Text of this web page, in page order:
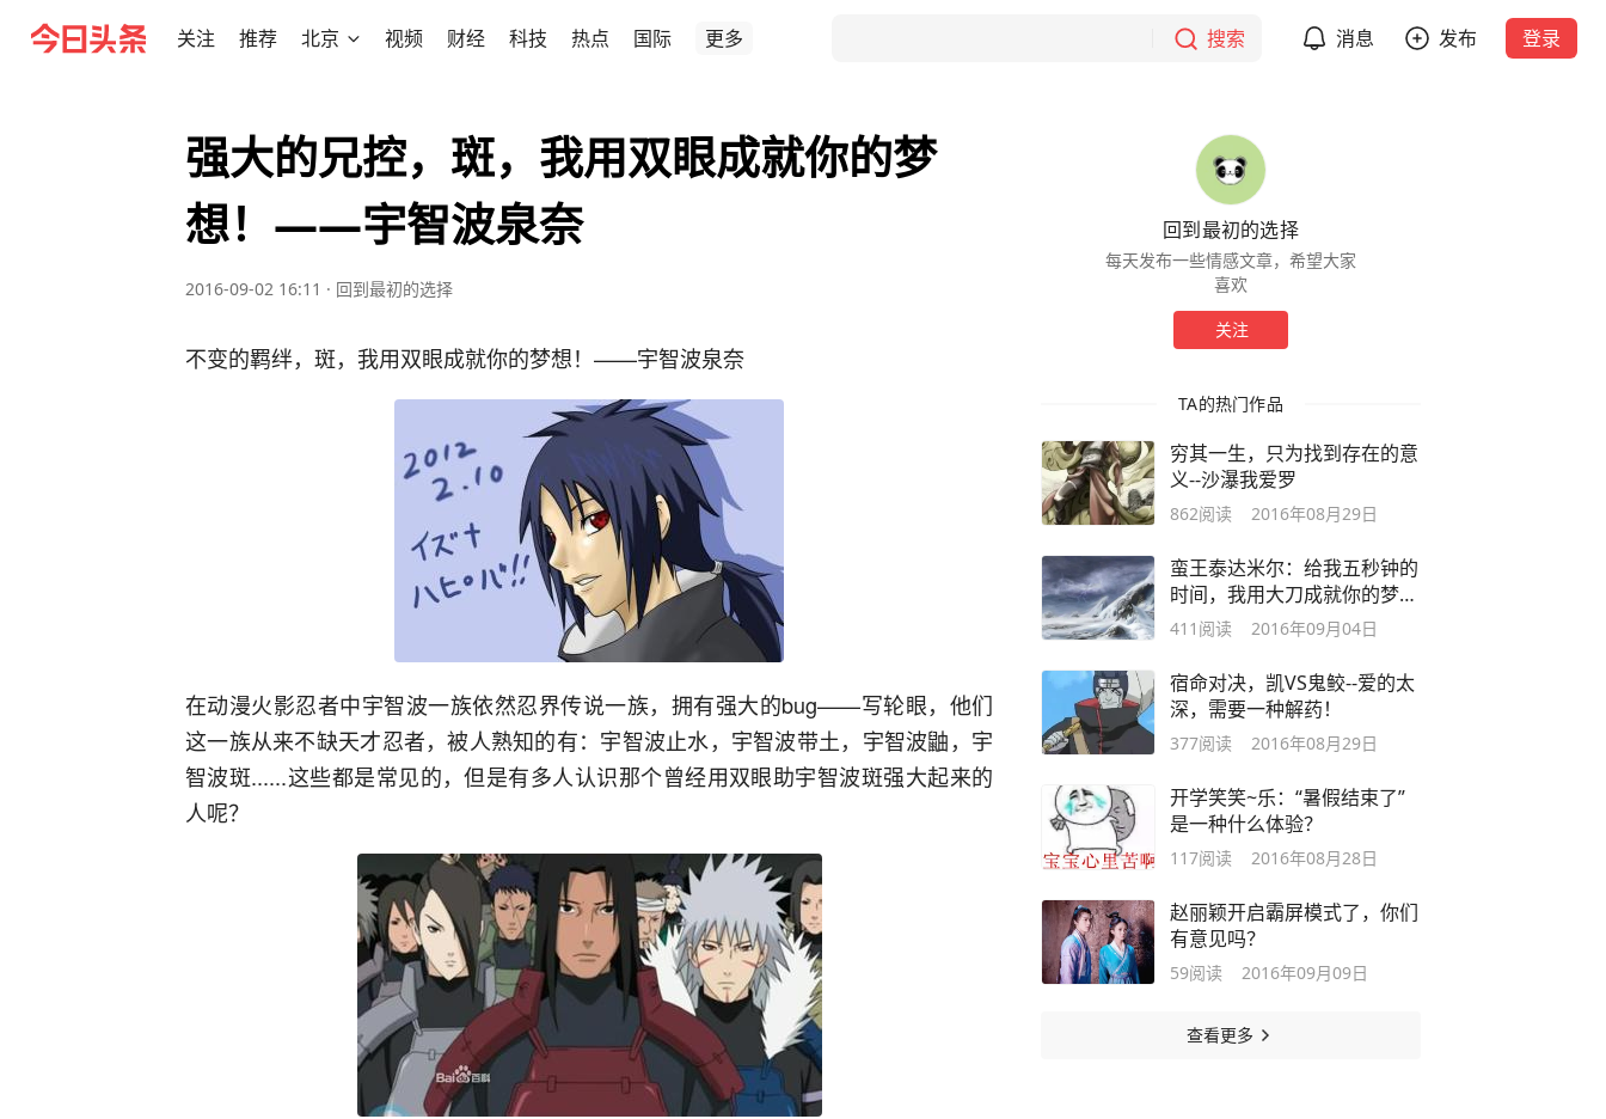
关注 推荐 北京 视频 财经 科技 热点 国际 更多 搜索 消息 发布 登录
强大的兄控，斑，我用双眼成就你的梦
想！——宇智波泉奈
2016-09-02 16:11 · 回到最初的选择
不变的羁绊，斑，我用双眼成就你的梦想！——宇智波泉奈
在动漫火影忍者中宇智波一族依然忍界传说一族，拥有强大的bug——写轮眼，他们
这一族从来不缺天才忍者，被人熟知的有：宇智波止水，宇智波带土，宇智波鼬，宇
智波斑......这些都是常见的，但是有多人认识那个曾经用双眼助宇智波斑强大起来的
人呢？
回到最初的选择
每天发布一些情感文章，希望大家
喜欢
关注
TA的热门作品
穷其一生，只为找到存在的意
义--沙瀑我爱罗
862阅读 2016年08月29日
蛮王泰达米尔：给我五秒钟的
时间，我用大刀成就你的梦
想！
411 阅读 2016年09月04日
宿命对决，凯VS鬼鲛--爱的太
深，需要一种解药！
377阅读 2016年08月29日
开学笑笑~乐：“暑假结束了”
是一种什么体验？
117阅读 2016年08月28日
赵丽颖开启霸屏模式了，你们
有意见吗？
59阅读 2016年09月09日
查看更多